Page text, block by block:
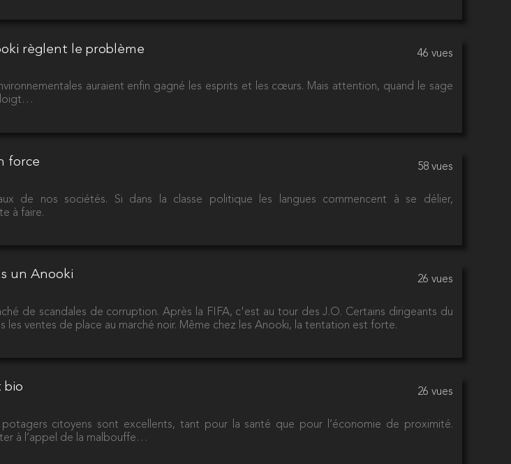
règlent le problème
auraient enfin gagné les esprits et les cœurs. Mais attention, quand le sage
46 vues
force
de nos sociétés. Si dans la classe politique les langues commencent à se délier,
à faire.
58 vues
un Anooki
de scandales de corruption. Après la FIFA, c'est au tour des J.O. Certains dirigeants du
les ventes de place au marché noir. Même chez les Anooki, la tentation est forte.
26 vues
bio
citoyens sont excellents, tant pour la santé que pour l’économie de proximité.
à l’appel de la malbouffe…
26 vues